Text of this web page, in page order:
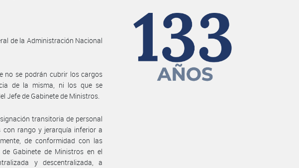
de la Administración Nacional
no se podrán cubrir los cargos
de la misma, ni los que se
Jefe de Gabinete de Ministros.
transitoria de personal
rango y jerarquía inferior a
de conformidad con las
Gabinete de Ministros en el
y descentralizada, a